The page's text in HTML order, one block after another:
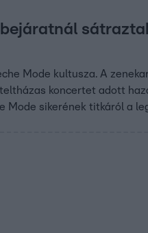
Mode kultusza. A
koncertet adott
Mode sikerének titkáról a